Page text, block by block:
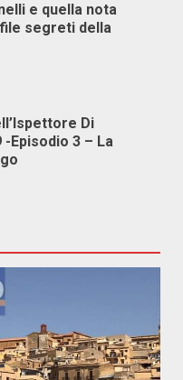
e quella nota
segreti della
Di
-Episodio 3 – La